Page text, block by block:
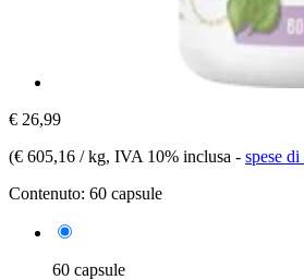
€ 26,99
(€ 605,16 / kg, IVA 10% inclusa - spese
Contenuto: 60 capsule
60 capsule